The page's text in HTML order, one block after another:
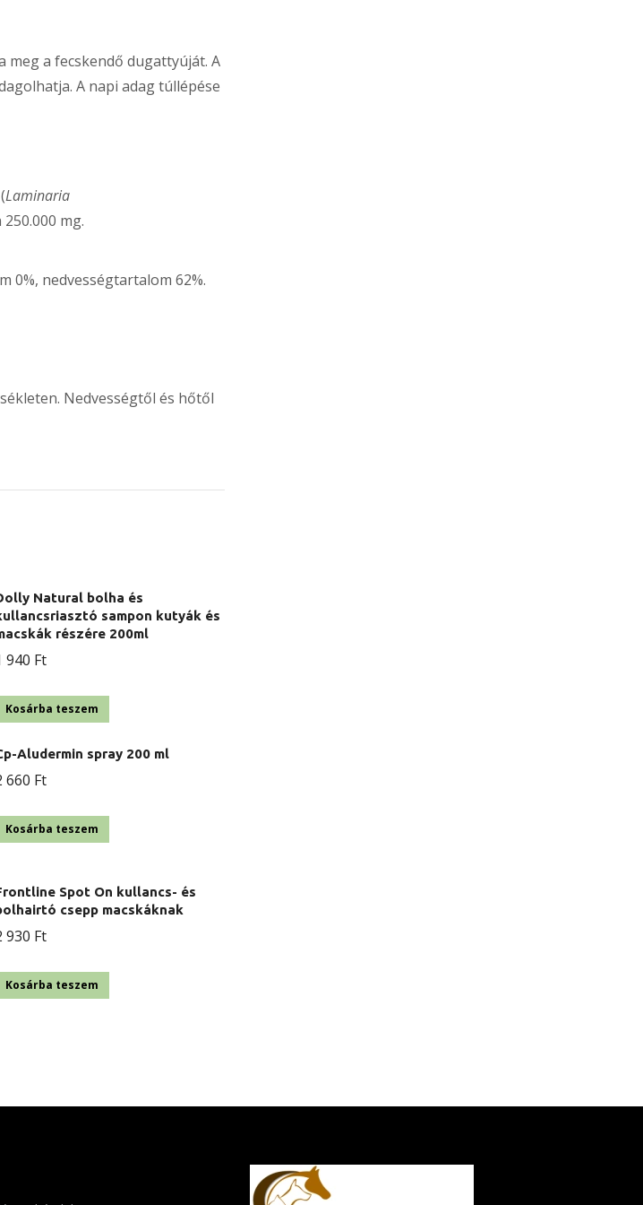
meg a fecskendő dugattyúját. A
A napi adag túllépése
Laminaria
mg.
0%, nedvességtartalom 62%.
Nedvességtől és hőtől
Natural bolha és
sampon kutyák és
részére 200ml
940 Ft
Kosárba teszem
Aludermin spray 200 ml
660 Ft
Kosárba teszem
Spot On kullancs- és
csepp macskáknak
930 Ft
Kosárba teszem